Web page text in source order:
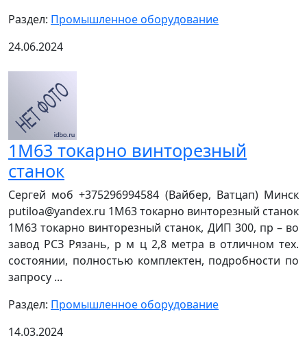
Раздел: Промышленное оборудование
24.06.2024
1М63 токарно винторезный
станок
Сергей моб +375296994584 (Вайбер, Ватцап) Минск
putiloa@yandex.ru 1М63 токарно винторезный станок
1М63 токарно винторезный станок, ДИП 300, пр – во
завод РСЗ Рязань, р м ц 2,8 метра в отличном тех.
состоянии, полностью комплектен, подробности по
запросу ...
Раздел: Промышленное оборудование
14.03.2024